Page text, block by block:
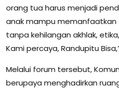
orang tua harus menjadi
anak mampu memanfaatkan
tanpa kehilangan akhlak,
Kami percaya, Randupitu
Melalui forum tersebut,
berupaya menghadirkan